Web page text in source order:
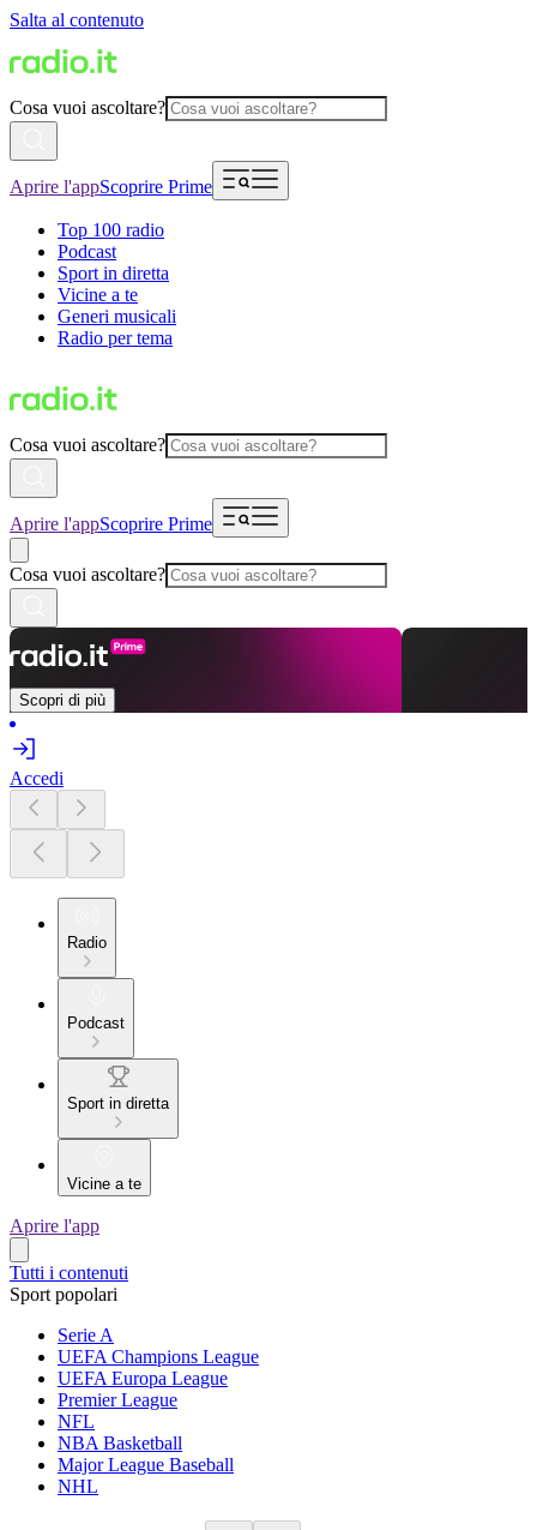
Salta al contenuto
Cosa vuoi ascoltare?
Aprire l'appScoprire Prime
Top 100 radio
Podcast
Sport in diretta
Vicine a te
Generi musicali
Radio per tema
Cosa vuoi ascoltare?
Aprire l'appScoprire Prime
Cosa vuoi ascoltare?
Scopri di più
Accedi
Radio
Podcast
Sport in diretta
Vicine a te
Aprire l'app
Tutti i contenuti
Sport popolari
Serie A
UEFA Champions League
UEFA Europa League
Premier League
NFL
NBA Basketball
Major League Baseball
NHL